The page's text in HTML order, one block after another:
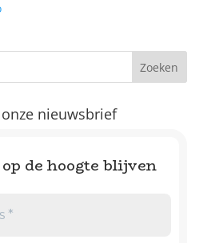
nieuwsbrief
de hoogte blijven